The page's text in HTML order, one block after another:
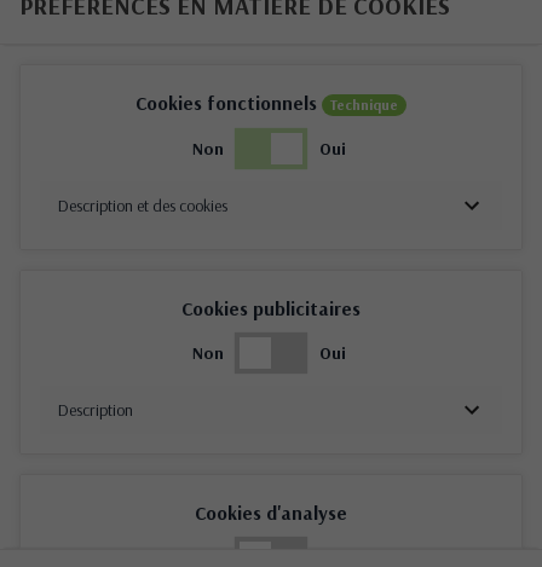
Cookies fonctionnels Technique
Non Oui
Description et des cookies
Cookies publicitaires
Non Oui
Description
Cookies d'analyse